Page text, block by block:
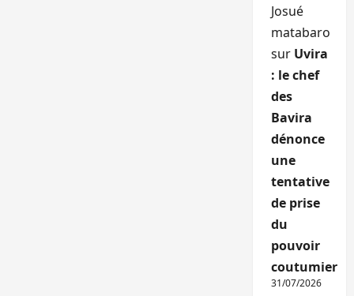
Josué
matabaro
sur Uvira
: le chef
des
Bavira
dénonce
une
tentative
de prise
du
pouvoir
coutumier
31/07/2026